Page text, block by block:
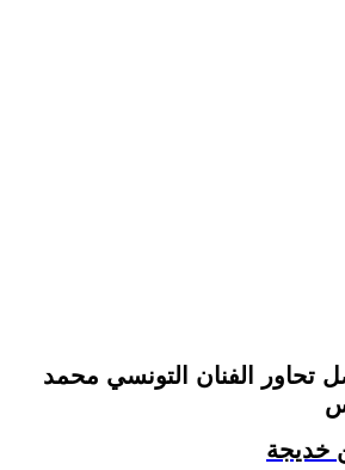
تحاور الفنان التونسي محمد
خديجة